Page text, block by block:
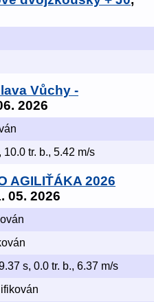
Vůchy -
2026
10.0 tr. b., 5.42 m/s
AGILIŤÁKA 2026
05. 2026
s, 0.0 tr. b., 6.37 m/s